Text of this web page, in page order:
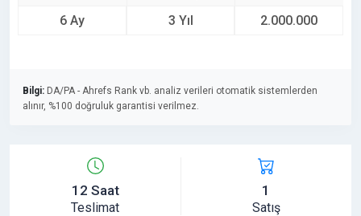
6 Ay
3 Yıl
2.000.000
Bilgi: DA/PA - Ahrefs Rank vb. analiz verileri otomatik sistemlerden
alınır, %100 doğruluk garantisi verilmez.
12 Saat
Teslimat
1
Satış